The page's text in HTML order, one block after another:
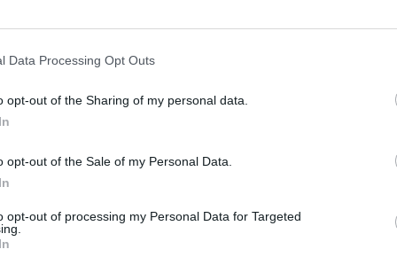
Data Processing Opt Outs
opt-out of the Sharing of my personal data.
opt-out of the Sale of my Personal Data.
opt-out of processing my Personal Data for Targeted
diplomatiche all’estero diventando una
è riconosciuto ufficialmente negli
l’Organizzazione Mondiale della Sanità.
della sua economia in larga parte
sul piano diplomatico, Taiwan è
il cui esempio più noto è la
tra le due Cine è enorme: appena 23
milioni della Repubblica Popolare. E la
120 km di mare separano le due